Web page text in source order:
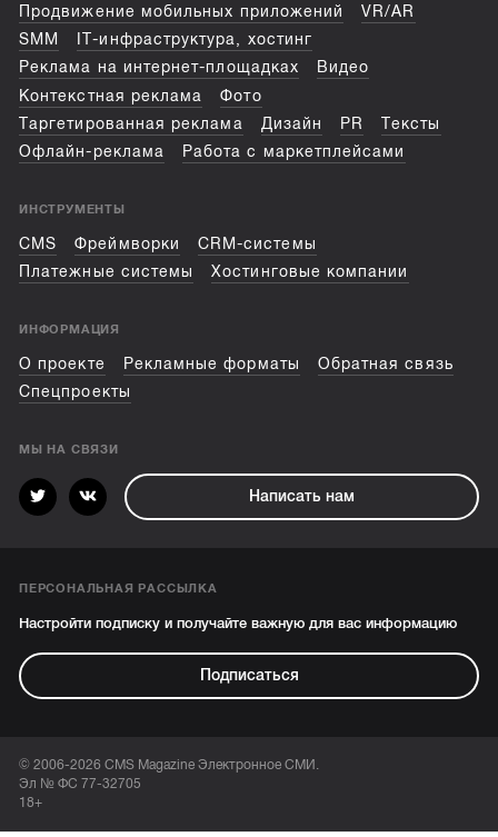
Продвижение мобильных приложений
VR/AR
SMM
IT-инфраструктура, хостинг
Реклама на интернет-площадках
Видео
Контекстная реклама
Фото
Таргетированная реклама
Дизайн PR
Тексты
Офлайн-реклама
Работа с маркетплейсами
ИНСТРУМЕНТЫ
CMS Фреймворки
CRM-системы
Платежные системы
Хостинговые компании
ИНФОРМАЦИЯ
О проекте Рекламные форматы
Обратная связь
Спецпроекты
МЫ НА СВЯЗИ
Написать нам
ПЕРСОНАЛЬНАЯ РАССЫЛКА
Настройти подписку и получайте важную для вас информацию
Подписаться
© 2006-2026 CMS Magazine Электронное СМИ.
Эл № ФС 77-32705
18+